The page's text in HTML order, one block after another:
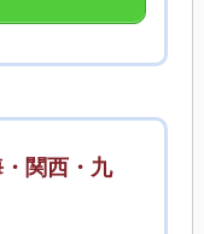
関西・九